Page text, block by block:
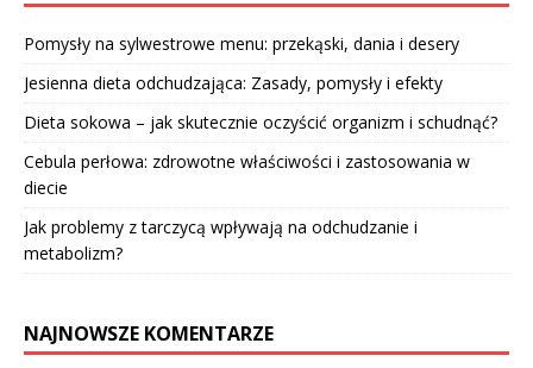
Pomysły na sylwestrowe menu: przekąski, dania i desery
Jesienna dieta odchudzająca: Zasady, pomysły i efekty
Dieta sokowa – jak skutecznie oczyścić organizm i schudnąć?
Cebula perłowa: zdrowotne właściwości i zastosowania w
diecie
Jak problemy z tarczycą wpływają na odchudzanie i
metabolizm?
NAJNOWSZE KOMENTARZE